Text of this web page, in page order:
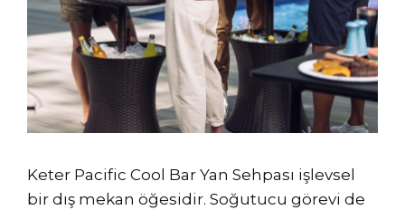
Keter Pacific Cool Bar Yan Sehpası işlevsel
bir dış mekan öğesidir. Soğutucu görevi de